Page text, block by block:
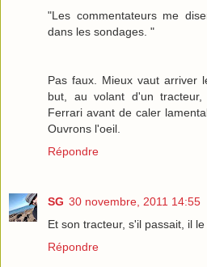
"Les commentateurs me
dans les sondages. "
Pas faux. Mieux vaut arriver
but, au volant d'un
Ferrari avant de caler
Ouvrons l'oeil.
Répondre
SG 30 novembre, 2011 14:55
Et son tracteur, s'il passait, il
Répondre